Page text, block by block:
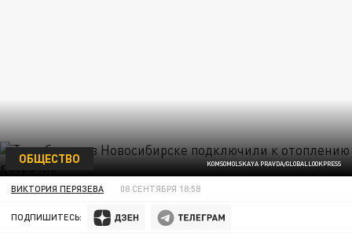
KOMSOMOLSKAYA PRAVDA/GLOBALLOOKPRESS
ОБЩЕСТВО
ВИКТОРИЯ ПЕРЯЗЕВА 08 СЕНТЯБРЯ 18:58
ПОДПИШИТЕСЬ: